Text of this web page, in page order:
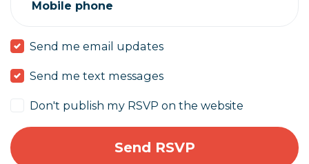
Mobile phone
Send me email updates
Send me text messages
Don't publish my RSVP on the website